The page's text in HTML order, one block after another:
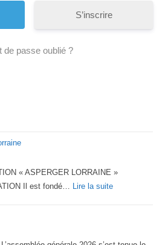
S’inscrire
de passe oublié ?
« ASPERGER LORRAINE »
Il est fondé… Lire la suite: